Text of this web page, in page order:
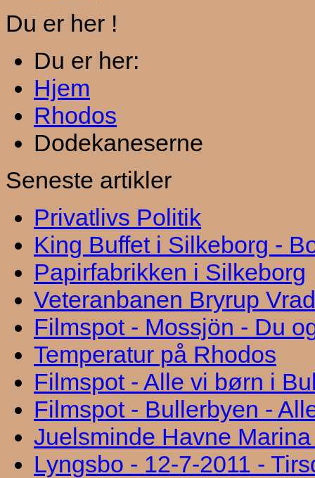
Du er her !
Du er her:
Hjem
Rhodos
Dodekaneserne
Seneste artikler
Privatlivs Politik
King Buffet i Silkeborg -
Papirfabrikken i Silkeborg
Veteranbanen Bryrup
Filmspot - Mossjön - Du
Temperatur på Rhodos
Filmspot - Alle vi børn i
Filmspot - Bullerbyen -
Juelsminde Havne
Lyngsbo - 12-7-2011 -